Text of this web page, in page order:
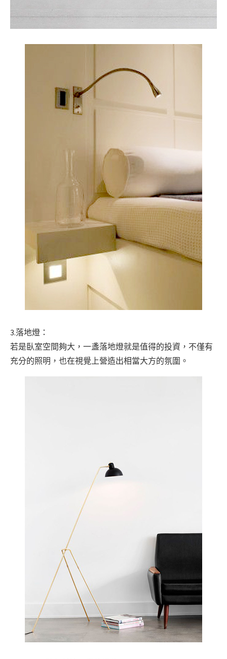
3.落地燈：
若是臥室空間夠大，一盞落地燈就是值得的投資，不僅有
充分的照明，也在視覺上營造出相當大方的氛圍。